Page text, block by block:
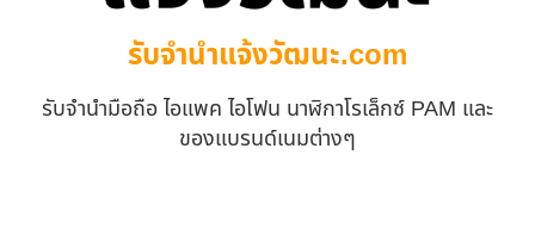
รับจํานําแจ้งวัฒนะ.com
รับจำนำมือถือ ไอแพค ไอโฟน นาฬิกาโรเล็กซ์ PAM และ
ของแบรนด์เนมต่างๆ